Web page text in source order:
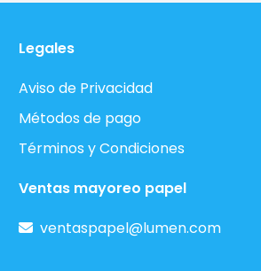
Legales
Aviso de Privacidad
Métodos de pago
Términos y Condiciones
Ventas mayoreo papel
ventaspapel@lumen.com